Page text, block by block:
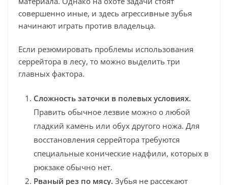
совершенно иные, и здесь агрессивные зубья
начинают играть против владельца.
Если резюмировать проблемы использования
серрейтора в лесу, то можно выделить три
главных фактора.
Сложность заточки в полевых условиях.
Править обычное лезвие можно о любой
гладкий камень или обух другого ножа. Для
восстановления серрейтора требуются
специальные конические надфили, которых в
рюкзаке обычно нет.
Рваный рез по мясу. Зубья не рассекают